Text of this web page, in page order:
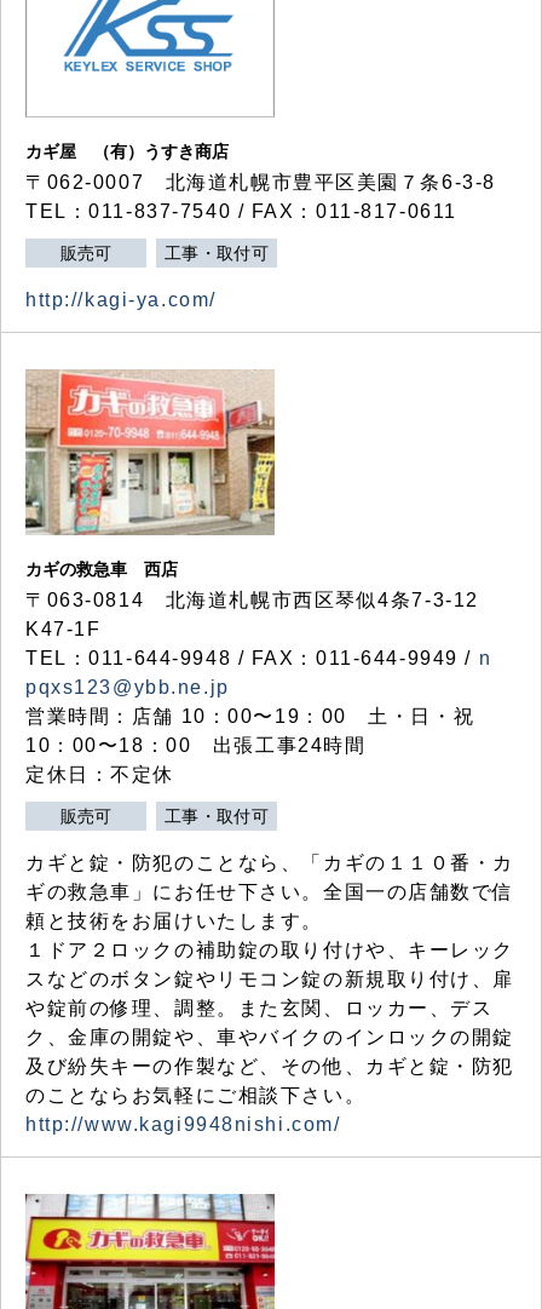
カギ屋 （有）うすき商店
〒062-0007 北海道札幌市豊平区美園７条6-3-8
TEL：011-837-7540 / FAX：011-817-0611
販売可 工事・取付可
http://kagi-ya.com/
カギの救急車 西店
〒063-0814 北海道札幌市西区琴似4条7-3-12
K47-1F
TEL：011-644-9948 / FAX：011-644-9949 / n
pqxs123@ybb.ne.jp
営業時間：店舗 10：00〜19：00 土・日・祝
10：00〜18：00 出張工事24時間
定休日：不定休
販売可 工事・取付可
カギと錠・防犯のことなら、「カギの１１０番・カ
ギの救急車」にお任せ下さい。全国一の店舗数で信
頼と技術をお届けいたします。
１ドア２ロックの補助錠の取り付けや、キーレック
スなどのボタン錠やリモコン錠の新規取り付け、扉
や錠前の修理、調整。また玄関、ロッカー、デス
ク、金庫の開錠や、車やバイクのインロックの開錠
及び紛失キーの作製など、その他、カギと錠・防犯
のことならお気軽にご相談下さい。
http://www.kagi9948nishi.com/